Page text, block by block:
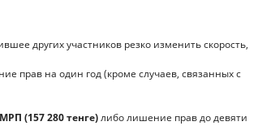
других участников резко изменить скорость,
прав на один год (кроме случаев, связанных с
(157 280 тенге)либо лишение прав до девяти